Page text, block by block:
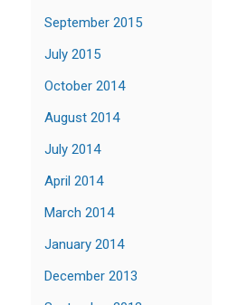
September 2015
July 2015
October 2014
August 2014
July 2014
April 2014
March 2014
January 2014
December 2013